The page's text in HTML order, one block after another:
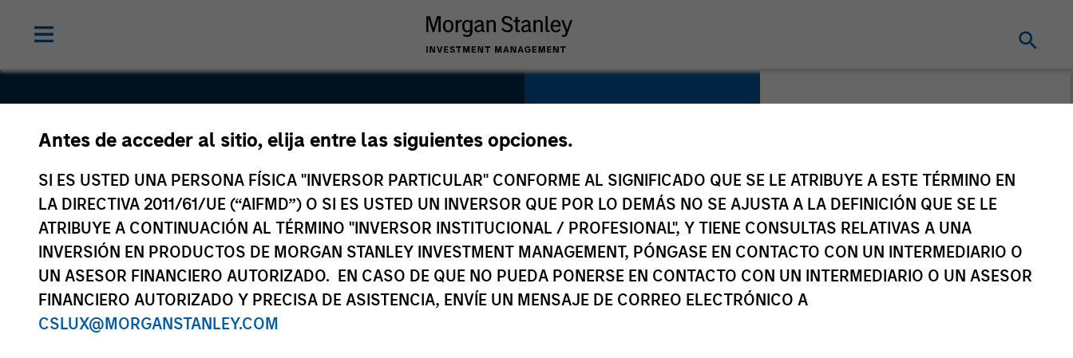
Antes de acceder al sitio, elija entre las siguientes opciones.
SI ES USTED UNA PERSONA FÍSICA "INVERSOR PARTICULAR" CONFORME AL SIGNIFICADO QUE SE LE ATRIBUYE A ESTE TÉRMINO EN
LA DIRECTIVA 2011/61/UE (“AIFMD”) O SI ES USTED UN INVERSOR QUE POR LO DEMÁS NO SE AJUSTA A LA DEFINICIÓN QUE SE LE
ATRIBUYE A CONTINUACIÓN AL TÉRMINO "INVERSOR INSTITUCIONAL / PROFESIONAL", Y TIENE CONSULTAS RELATIVAS A UNA
INVERSIÓN EN PRODUCTOS DE MORGAN STANLEY INVESTMENT MANAGEMENT, PÓNGASE EN CONTACTO CON UN INTERMEDIARIO O
UN ASESOR FINANCIERO AUTORIZADO. EN CASO DE QUE NO PUEDA PONERSE EN CONTACTO CON UN INTERMEDIARIO O UN ASESOR
FINANCIERO AUTORIZADO Y PRECISA DE ASISTENCIA, ENVÍE UN MENSAJE DE CORREO ELECTRÓNICO A
CSLUX@MORGANSTANLEY.COM
Sahajanand
Medical
Technologies
Healthcare
India